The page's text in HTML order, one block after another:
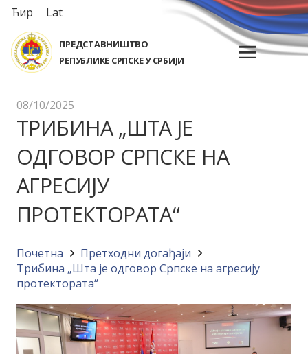
Ћир Lat
ПРЕДСТАВНИШТВО
РЕПУБЛИКЕ СРПСКЕ У СРБИЈИ
08/10/2025
ТРИБИНА „ШТА ЈЕ
ОДГОВОР СРПСКЕ НА
АГРЕСИЈУ
ПРОТЕКТОРАТА“
Почетна
Претходни догађаји
Трибина „Шта је одговор Српске на агресију
протектората“